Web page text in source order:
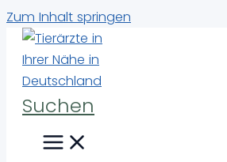
Zum Inhalt springen
Suchen